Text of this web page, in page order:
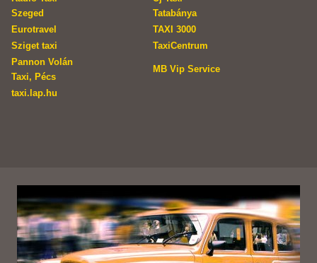
Szeged
Tatabánya
Eurotravel
TAXI 3000
Sziget taxi
TaxiCentrum
Pannon Volán
Taxi, Pécs
MB Vip Service
taxi.lap.hu